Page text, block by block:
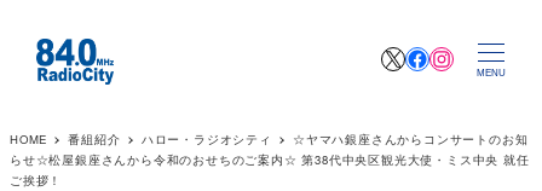
XFacebook
MENU
HOME 番組紹介 ハロー・ラジオシティ
☆ヤマハ銀座さんからコンサートのお知
らせ☆松屋銀座さんから令和のおせちのご案内☆ 第38代中央区観光大使・ミス中央 就任
ご挨拶！